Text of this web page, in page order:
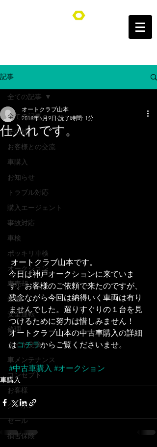
オートクラブ山本/Auto Club YAMAMOTO
記事
全ての記事
その他
お客様との交流
車購入
お知らせ
トラブル対応
購入エージェント
事故対応
車検
ポッキリ車検
オークション
車売却
鈑金
安全運転
修理
タイヤ交換
車メンテナンス
コンセプト
お客様
クーポン
セール
損害保険
全ての記事
仕入れです。
オートクラブ山本
2018年6月9日 読了時間: 1分
オートクラブ山本です。
今日は神戸オークションに来ていま
す。お客様のご依頼で来たのですが、
残念ながら今回は納得いく車両は有り
ませんでした。選りすぐりの１台を見
つけるために努力は惜しみません！
オートクラブ山本の中古車購入の詳細
はコチラからご覧くださいませ。
#中古車購入 #オークション
車購入